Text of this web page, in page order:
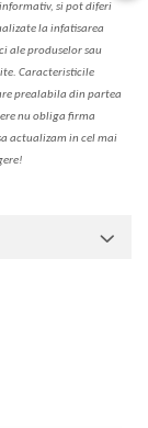
si pot diferi
la infatisarea
ale produselor sau
Caracteristicile
prealabila din partea
nu obliga firma
a actualizam in cel mai